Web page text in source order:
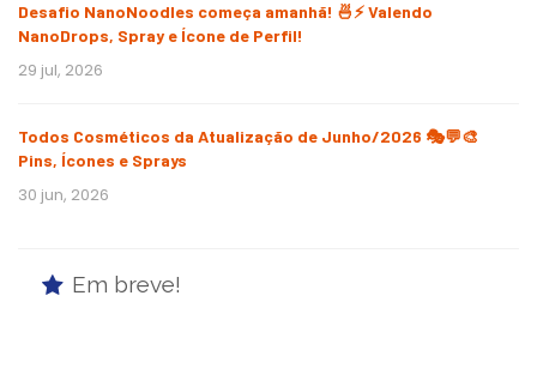
Desafio NanoNoodles começa amanhã! 🍜⚡ Valendo
NanoDrops, Spray e Ícone de Perfil!
29 jul, 2026
Todos Cosméticos da Atualização de Junho/2026 🎭💬🎨
Pins, Ícones e Sprays
30 jun, 2026
Em breve!